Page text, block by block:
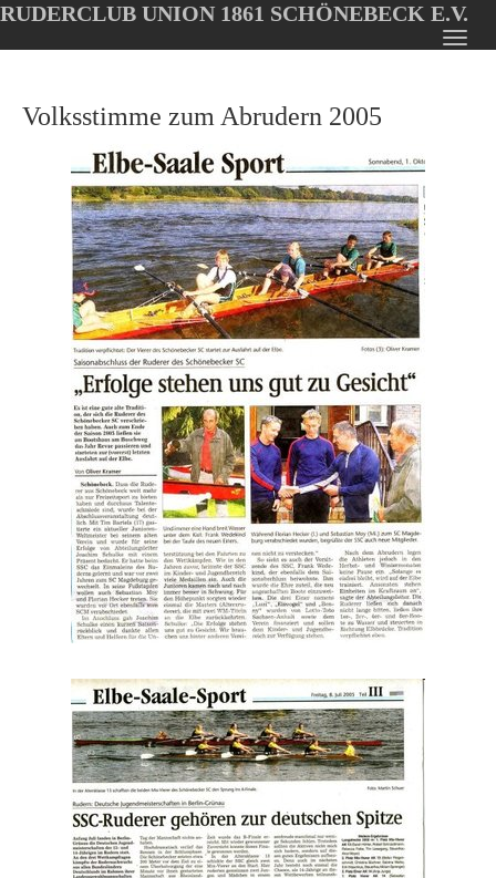
Oops, an error occurred! Code: 20260807190927d0ad3ebf
main
RUDERCLUB UNION 1861 SCHÖNEBECK E.V.
Volksstimme zum Abrudern 2005